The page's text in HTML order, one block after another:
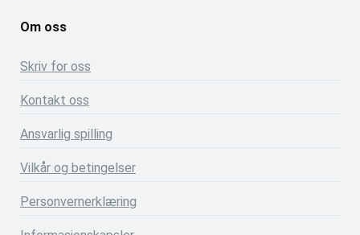
Om oss
Skriv for oss
Kontakt oss
Ansvarlig spilling
Vilkår og betingelser
Personvernerklæring